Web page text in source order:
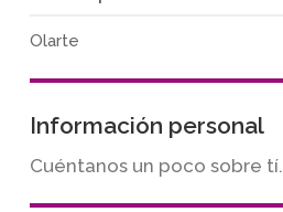
Olarte
Información personal
Cuéntanos un poco sobre tí.